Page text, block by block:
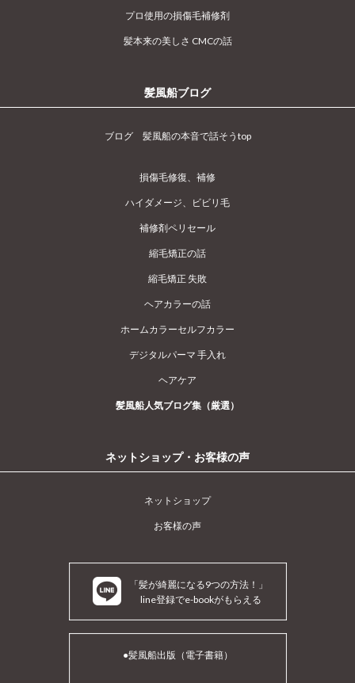
プロ使用の損傷毛補修剤
髪本来の美しさ CMCの話
髪風船ブログ
ブログ 髪風船の本音で話そうtop
損傷毛修復、補修
ハイダメージ、ビビリ毛
補修剤ペリセール
縮毛矯正の話
縮毛矯正 失敗
ヘアカラーの話
ホームカラーセルフカラー
デジタルパーマ 手入れ
ヘアケア
髪風船人気ブログ集（厳選）
ネットショップ・お客様の声
ネットショップ
お客様の声
「髪が綺麗になる9つの方法！」
line登録でe-bookがもらえる
●髪風船出版（電子書籍）